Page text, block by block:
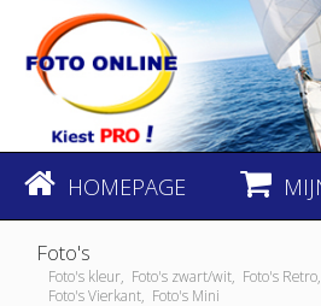
HOMEPAGE
Foto's
Foto's kleur, Foto's zwart/wit, Foto's Retro,
Foto's Vierkant, Foto's Mini